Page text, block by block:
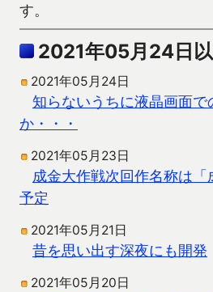
す。
2021年05月24日
2021年05月24日
知らないうちに液晶画面で
か・・・
2021年05月23日
成金大作戦次回作名称は「
予定
2021年05月21日
昔を思い出す深夜にも開発
2021年05月20日